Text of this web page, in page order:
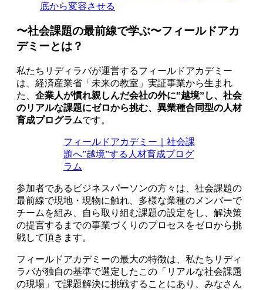
底から変容させる
〜社会課題の最前線で学ぶ〜フィールドアカ
デミーとは？
私たちリディラバが運営するフィールドアカデミー
は、経済産業省「未来の教室」実証事業から生まれ
た、 企業人が慣れ親しんだ会社の外に”越境”し、社会
のリアルな課題にゼロから挑む、異業種合同型の人材
育成プログラムです。
フィールドアカデミー｜社会課
題へ”越境”する人材育成プログ
ラム
参加者であるビジネスパーソンの方々は、社会課題の
最前線で現地・現物に触れ、多様な業種のメンバーで
チームを組み、自ら取り組む課題の設定をし、解決策
の提言するまでの事業づくりのプロセスをゼロから挑
戦して頂きます。
フィールドアカデミーの最大の特徴は、私たちリディ
ラバが独自の基準で選定したこの「リアルな社会課題
の現場」で課題解決に挑戦することにあり、みなさん